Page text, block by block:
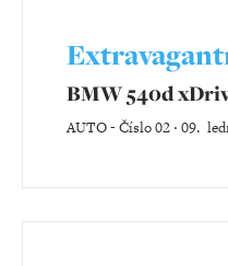
BMW 540d
AUTO-Číslo 02 ‧ 09.